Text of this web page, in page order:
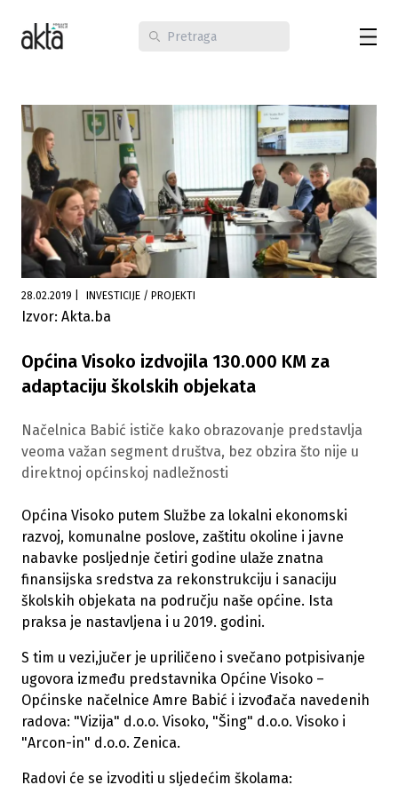
28.02.2019 INVESTICIJE / PROJEKTI
Izvor: Akta.ba
Općina Visoko izdvojila 130.000 KM za
adaptaciju školskih objekata
Načelnica Babić ističe kako obrazovanje predstavlja
veoma važan segment društva, bez obzira što nije u
direktnoj općinskoj nadležnosti
Općina Visoko putem Službe za lokalni ekonomski
razvoj, komunalne poslove, zaštitu okoline i javne
nabavke posljednje četiri godine ulaže znatna
finansijska sredstva za rekonstrukciju i sanaciju
školskih objekata na području naše općine. Ista
praksa je nastavljena i u 2019. godini.
S tim u vezi,jučer je upriličeno i svečano potpisivanje
ugovora između predstavnika Općine Visoko –
Općinske načelnice Amre Babić i izvođača navedenih
radova: "Vizija" d.o.o. Visoko, "Šing" d.o.o. Visoko i
"Arcon-in" d.o.o. Zenica.
Radovi će se izvoditi u sljedećim školama: